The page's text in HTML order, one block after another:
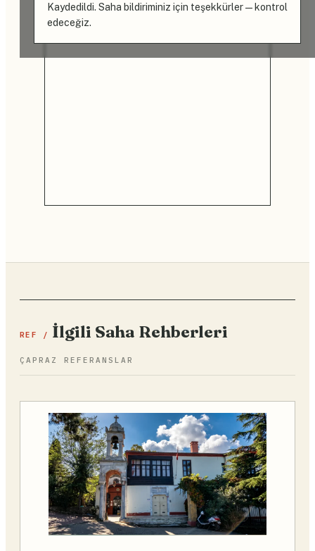
Kaydedildi. Saha bildiriminiz için teşekkürler — kontrol
edeceğiz.
REF / İlgili Saha Rehberleri
ÇAPRAZ REFERANSLAR